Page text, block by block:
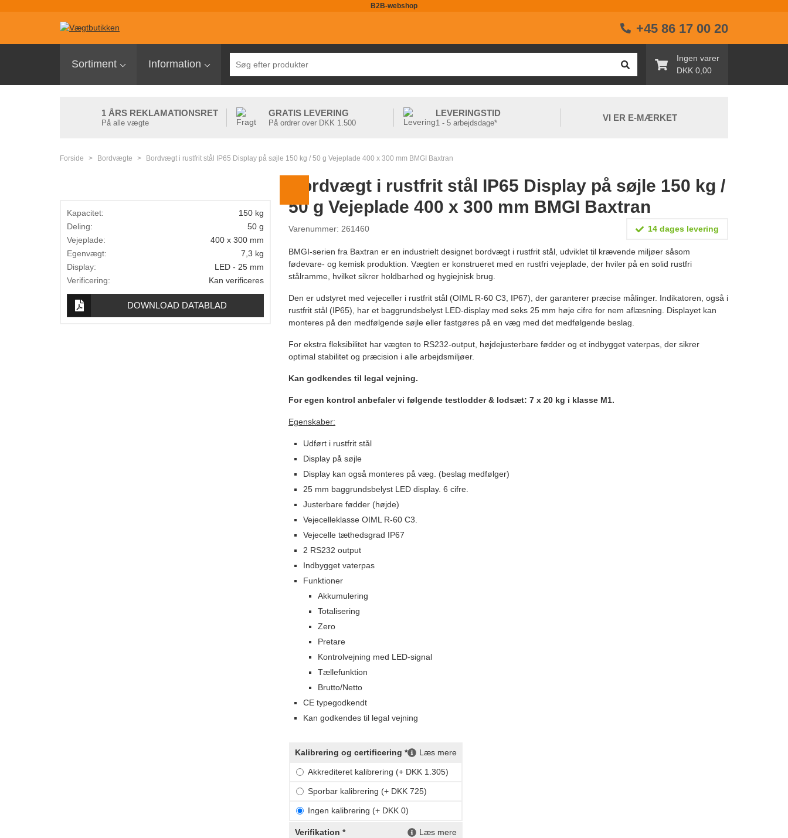
B2B-webshop
+45 86 17 00 20
Sortiment Information
Ingen varer
DKK 0,00
Sortiment
Laboratorievægte
Veterinærvægte
1 ÅRS REKLAMATIONSRET
På alle vægte
GRATIS LEVERING
På ordrer over DKK 1.500
LEVERINGSTID
1 - 5 arbejdsdage*
VI ER E-MÆRKET
Forside > Bordvægte > Bordvægt i rustfrit stål IP65 Display på søjle 150 kg / 50 g Vejeplade 400 x 300 mm BMGI Baxtran
Kapacitet:
150 kg
Deling:
50 g
Vejeplade:
400 x 300 mm
Egenvægt:
7,3 kg
Display:
LED - 25 mm
Verificering:
Kan verificeres
DOWNLOAD DATABLAD
Bordvægt i rustfrit stål IP65 Display på søjle 150 kg /
50 g Vejeplade 400 x 300 mm BMGI Baxtran
Varenummer: 261460 14 dages levering
BMGI-serien fra Baxtran er en industrielt designet bordvægt i rustfrit stål, udviklet til krævende miljøer såsom
fødevare- og kemisk produktion. Vægten er konstrueret med en rustfri vejeplade, der hviler på en solid rustfri
stålramme, hvilket sikrer holdbarhed og hygiejnisk brug.
Den er udstyret med vejeceller i rustfrit stål (OIML R-60 C3, IP67), der garanterer præcise målinger. Indikatoren, også i
rustfrit stål (IP65), har et baggrundsbelyst LED-display med seks 25 mm høje cifre for nem aflæsning. Displayet kan
monteres på den medfølgende søjle eller fastgøres på en væg med det medfølgende beslag.
For ekstra fleksibilitet har vægten to RS232-output, højdejusterbare fødder og et indbygget vaterpas, der sikrer
optimal stabilitet og præcision i alle arbejdsmiljøer.
Kan godkendes til legal vejning.
For egen kontrol anbefaler vi følgende testlodder & lodsæt: 7 x 20 kg i klasse M1.
Egenskaber:
Udført i rustfrit stål
Display på søjle
Display kan også monteres på væg. (beslag medfølger)
25 mm baggrundsbelyst LED display. 6 cifre.
Justerbare fødder (højde)
Vejecelleklasse OIML R-60 C3.
Vejecelle tæthedsgrad IP67
2 RS232 output
Indbygget vaterpas
Funktioner
Akkumulering
Totalisering
Zero
Pretare
Kontrolvejning med LED-signal
Tællefunktion
Brutto/Netto
CE typegodkendt
Kan godkendes til legal vejning
Kalibrering og certificering * Læs mere
Akkrediteret kalibrering (+ DKK 1.305)
Sporbar kalibrering (+ DKK 725)
Ingen kalibrering (+ DKK 0)
Verifikation * Læs mere